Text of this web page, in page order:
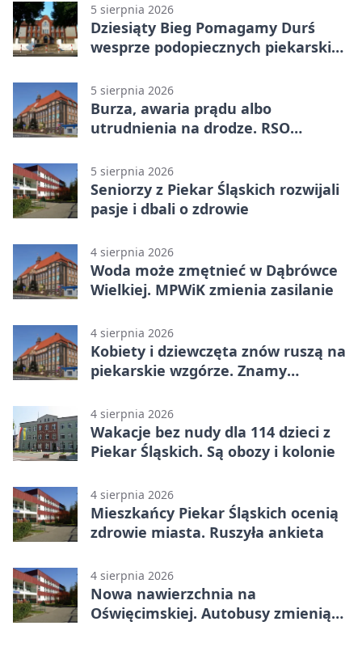
5 sierpnia 2026
Dziesiąty Bieg Pomagamy Durś
wesprze podopiecznych piekarskich
5 sierpnia 2026
Burza, awaria prądu albo
utrudnienia na drodze. RSO
5 sierpnia 2026
Seniorzy z Piekar Śląskich rozwijali
pasje i dbali o zdrowie
4 sierpnia 2026
Woda może zmętnieć w Dąbrówce
Wielkiej. MPWiK zmienia zasilanie
4 sierpnia 2026
Kobiety i dziewczęta znów ruszą na
piekarskie wzgórze. Znamy
4 sierpnia 2026
Wakacje bez nudy dla 114 dzieci z
Piekar Śląskich. Są obozy i kolonie
4 sierpnia 2026
Mieszkańcy Piekar Śląskich ocenią
zdrowie miasta. Ruszyła ankieta
4 sierpnia 2026
Nowa nawierzchnia na
Oświęcimskiej. Autobusy zmienią